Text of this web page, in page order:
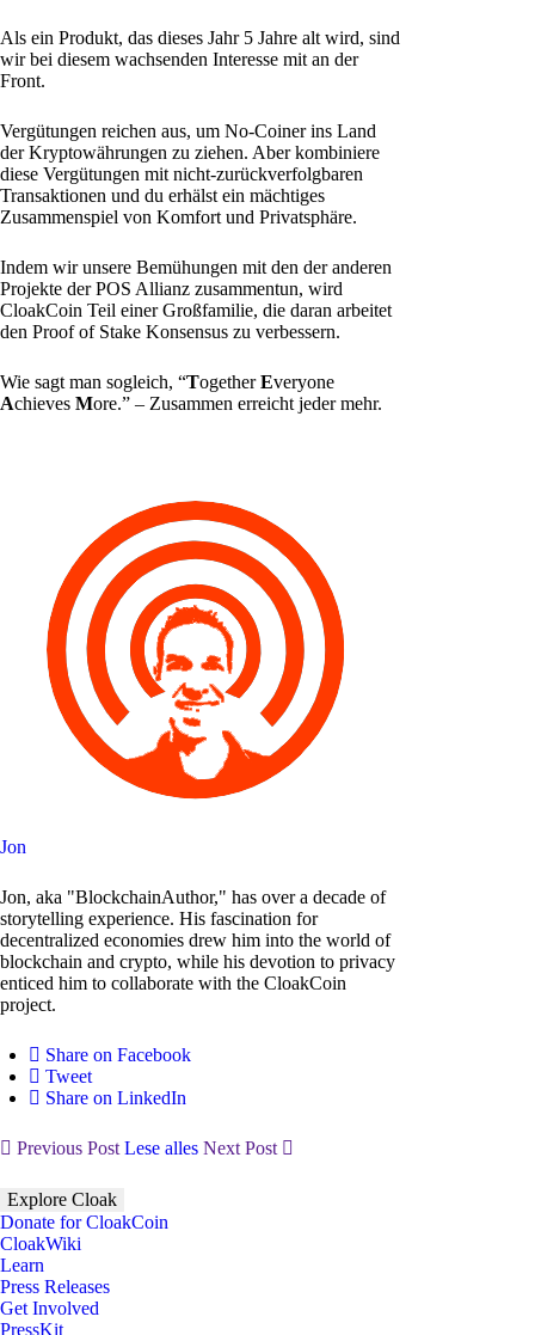
Als ein Produkt, das dieses Jahr 5 Jahre alt wird, sind
wir bei diesem wachsenden Interesse mit an der
Front.
Vergütungen reichen aus, um No-Coiner ins Land
der Kryptowährungen zu ziehen. Aber kombiniere
diese Vergütungen mit nicht-zurückverfolgbaren
Transaktionen und du erhälst ein mächtiges
Zusammenspiel von Komfort und Privatsphäre.
Indem wir unsere Bemühungen mit den der anderen
Projekte der POS Allianz zusammentun, wird
CloakCoin Teil einer Großfamilie, die daran arbeitet
den Proof of Stake Konsensus zu verbessern.
Wie sagt man sogleich, “TogetherEveryone
Achieves More.” – Zusammen erreicht jeder mehr.
Jon
Jon, aka "BlockchainAuthor," has over a decade of
storytelling experience. His fascination for
decentralized economies drew him into the world of
blockchain and crypto, while his devotion to privacy
enticed him to collaborate with the CloakCoin
project.
Share on Facebook
Tweet
Share on LinkedIn
Previous Post Lese alles Next Post
Explore Cloak
Donate for CloakCoin
CloakWiki
Learn
Press Releases
Get Involved
PressKit